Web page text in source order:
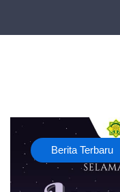
Berita Terbaru